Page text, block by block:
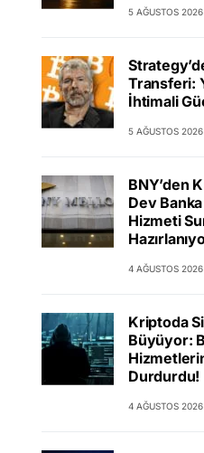
5 AĞUSTOS 2026
Transferi:
İhtimali
5 AĞUSTOS 2026
BNY’den
Dev
Hizmeti
4 AĞUSTOS 2026
Kriptoda
Büyüyor:
Durdurdu!
4 AĞUSTOS 2026